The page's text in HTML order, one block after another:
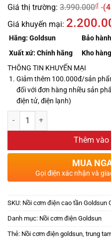
Giá thị trường: 3.990.000₫
Giá khuyến mại:
Hãng: Goldsun
Xuất xứ: Chính hãng
Bảo
Kho
THÔNG TIN KHUYẾN MẠI
Giảm thêm 100.000đ/sản
đối với đơn hàng nhiều sản
điện tử, điện lạnh)
Thêm vào
MUA
Gọi điện xác nhận và
SKU: Nồi cơm điện cao tần Goldsun
Danh mục: Nồi cơm điện Goldsun
Thẻ: Nồi cơm điện goldsun, trung